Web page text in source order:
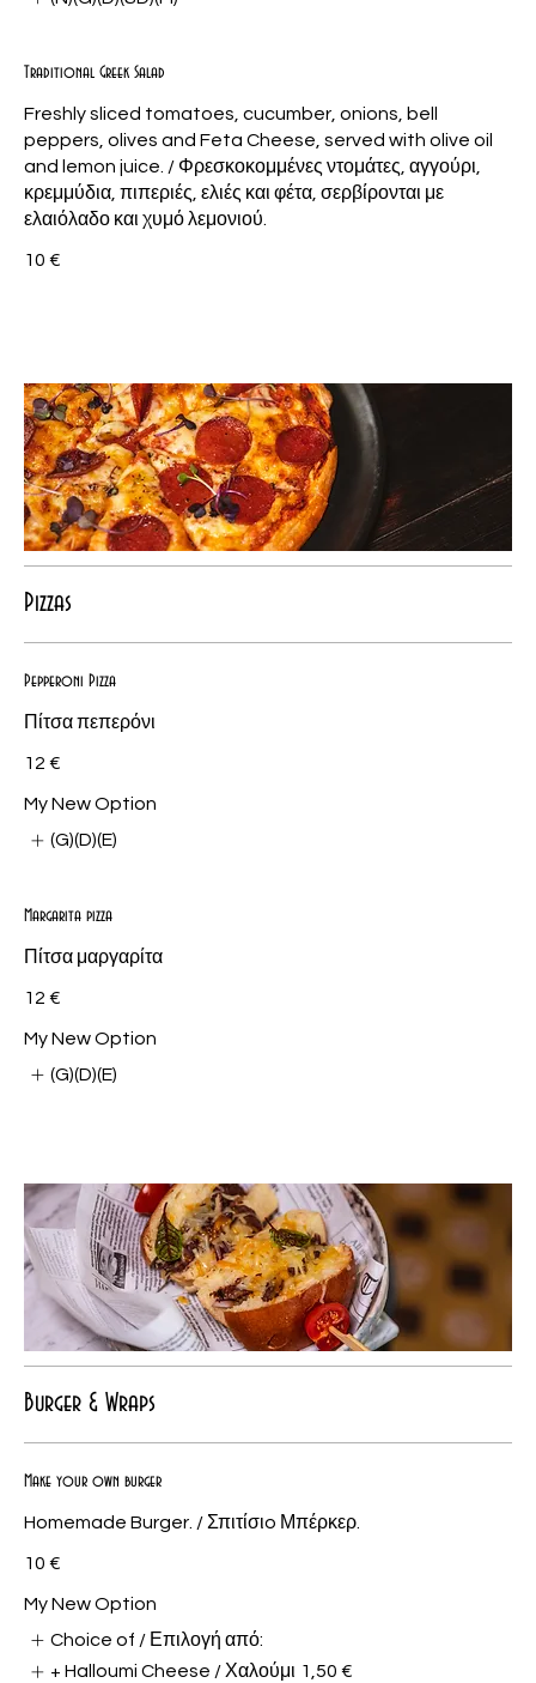
Traditional Greek Salad
Freshly sliced tomatoes, cucumber, onions, bell
peppers, olives and Feta Cheese, served with olive oil
and lemon juice. / Φρεσκοκομμένες ντομάτες, αγγούρι,
κρεμμύδια, πιπεριές, ελιές και φέτα, σερβίρονται με
ελαιόλαδο και χυμό λεμονιού.
10 €
Pizzas
Pepperoni Pizza
Πίτσα πεπερόνι
12 €
My New Option
(G)(D)(E)
Margarita pizza
Πίτσα μαργαρίτα
12 €
My New Option
(G)(D)(E)
Burger & Wraps
Make your own burger
Homemade Burger. / Σπιτίσιo Μπέρκερ.
10 €
My New Option
Choice of / Επιλογή από:
+ Halloumi Cheese / Χαλούμι 1,50 €